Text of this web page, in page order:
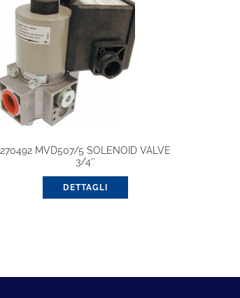
270492 MVD507/5 SOLENOID VALVE
3/4″
DETTAGLI